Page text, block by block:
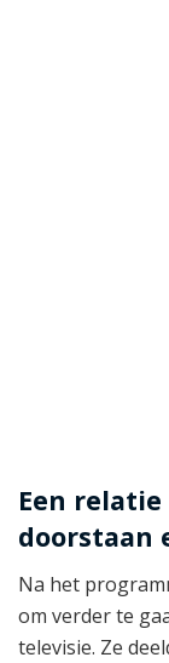
Een
doorstaan
Na het
om verder te
televisie. Ze